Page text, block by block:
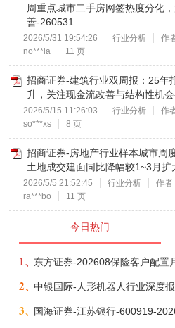
周重点城市二手房网签热度分化
善-260531
2026/5/31 19:54:26 行业分析 作
no***la
11 页
招商证券-建筑行业双周报：25年
升，关注现金流改善与结构性机
2026/5/15 11:26:03 行业分析 作
so***xs
8 页
招商证券-房地产行业样本城市周
土地成交建面同比降幅较1~3月
2026/5/5 21:52:45 行业分析 作者
ra***bo
11 页
今日热门
1、
2、
3、